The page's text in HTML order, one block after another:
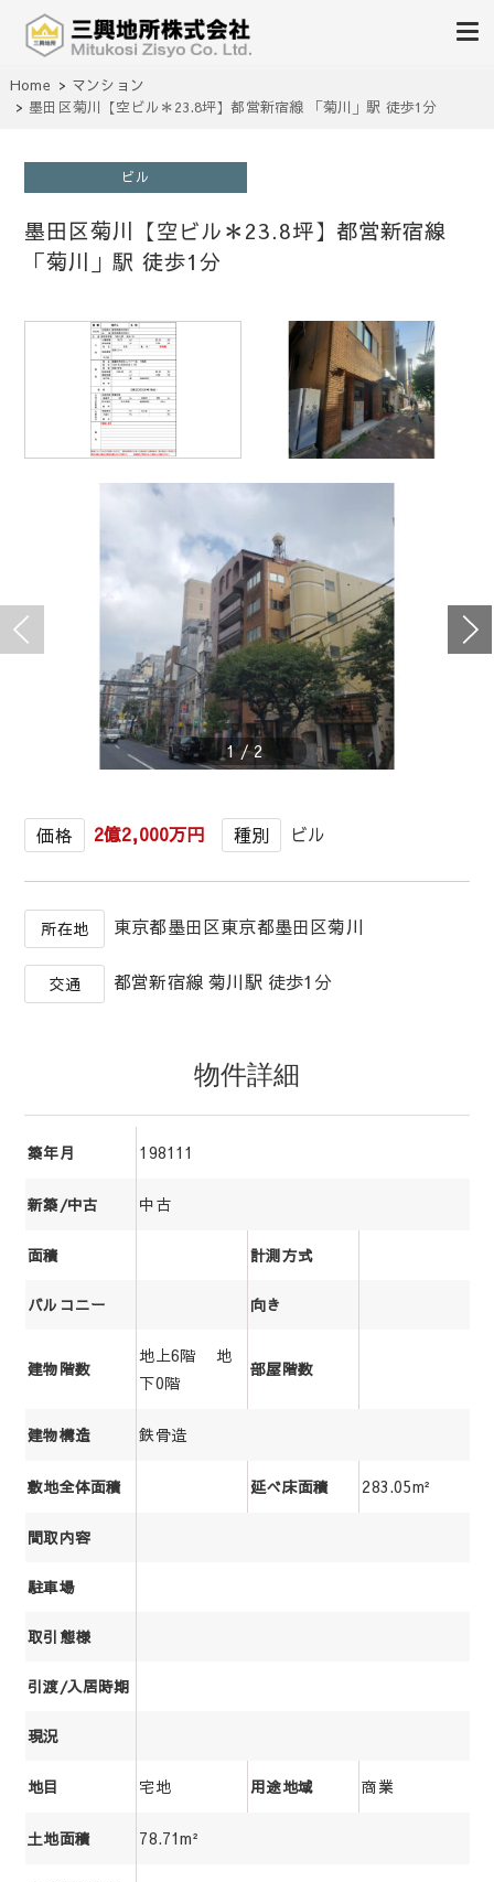
三興地所株式会社
Home
マンション
墨田区菊川【空ビル＊23.8坪】都営新宿線 「菊川」駅 徒歩1分
ビル
墨田区菊川【空ビル＊23.8坪】都営新宿線
「菊川」駅 徒歩1分
1/2
価格 2億2,000万円 種別 ビル
所在地 東京都墨田区東京都墨田区菊川
交通 都営新宿線 菊川駅 徒歩1分
物件詳細
築年月 198111
新築/中古 中古
面積 計測方式
バルコニー 向き
建物階数
地上6階 地
下0階
部屋階数
建物構造 鉄骨造
敷地全体面積 延べ床面積 283.05m²
間取内容
駐車場
取引態様
引渡/入居時期
現況
地目 宅地 用途地域 商業
土地面積 78.71m²